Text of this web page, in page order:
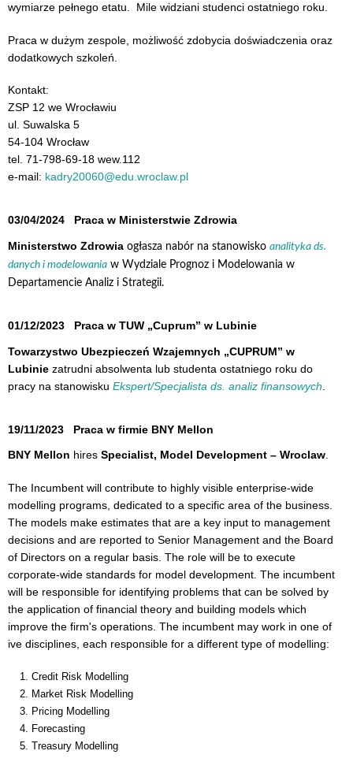
wymiarze pełnego etatu. Mile widziani studenci ostatniego roku.
Praca w dużym zespole, możliwość zdobycia doświadczenia oraz
dodatkowych szkoleń.
Kontakt:
ZSP 12 we Wrocławiu
ul. Suwalska 5
54-104 Wrocław
tel. 71-798-69-18 wew.112
e-mail: kadry20060@edu.wroclaw.pl
03/04/2024 Praca w Ministerstwie Zdrowia
Ministerstwo Zdrowia ogłasza nabór na stanowisko analityka ds.
danych i modelowania w Wydziale Prognoz i Modelowania w
Departamencie Analiz i Strategii.
01/12/2023 Praca w TUW „Cuprum” w Lubinie
Towarzystwo Ubezpieczeń Wzajemnych „CUPRUM” w
Lubinie zatrudni absolwenta lub studenta ostatniego roku do
pracy na stanowisku Ekspert/Specjalista ds. analiz finansowych
19/11/2023 Praca w firmie BNY Mellon
BNY Mellon hires Specialist, Model Development – Wroclaw.
The Incumbent will contribute to highly visible enterprise-wide
modelling programs, dedicated to a specific area of the business.
The models make estimates that are a key input to management
decisions and are reported to Senior Management and the Board
of Directors on a regular basis. The role will be to execute
corporate-wide standards for model development. The incumbent
will be responsible for identifying problems that can be solved by
the application of financial theory and building models which
improve the firm's operations. The incumbent may work in one of
ive disciplines, each responsible for a different type of modelling:
Credit Risk Modelling
Market Risk Modelling
Pricing Modelling
Forecasting
Treasury Modelling